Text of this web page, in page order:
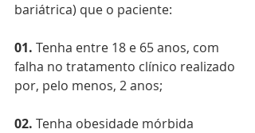
bariátrica) que o paciente:
01. Tenha entre 18 e 65 anos, com
falha no tratamento clínico realizado
por, pelo menos, 2 anos;
02. Tenha obesidade mórbida